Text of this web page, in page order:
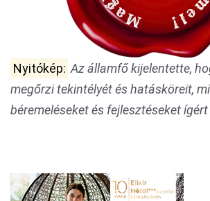
Nyitókép: Az államfő kijelentette,
megőrzi tekintélyét és hatásköreit,
béremeléseket és fejlesztéseket